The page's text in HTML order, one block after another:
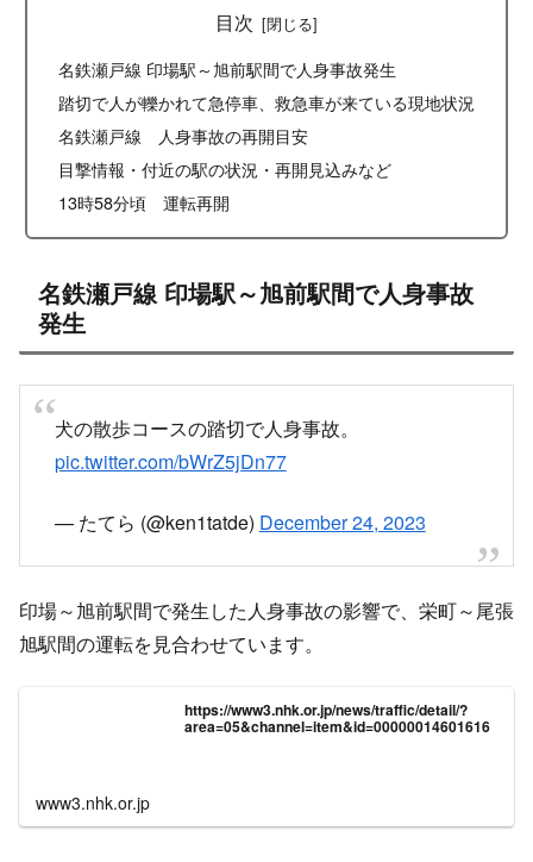
目次
名鉄瀬戸線 印場駅～旭前駅間で人身事故発生
踏切で人が轢かれて急停車、救急車が来ている現地状況
名鉄瀬戸線 人身事故の再開目安
目撃情報・付近の駅の状況・再開見込みなど
13時58分頃 運転再開
名鉄瀬戸線 印場駅～旭前駅間で人身事故
発生
犬の散歩コースの踏切で人身事故。
pic.twitter.com/bWrZ5jDn77
— たてら (@ken1tatde) December 24, 2023
印場～旭前駅間で発生した人身事故の影響で、栄町～尾張
旭駅間の運転を見合わせています。
https://www3.nhk.or.jp/news/traffic/detail/?
area=05&channel=item&id=00000014601616
www3.nhk.or.jp